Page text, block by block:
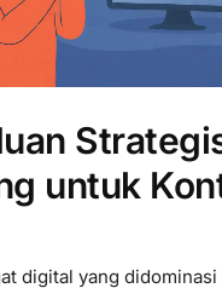
untuk
digital yang